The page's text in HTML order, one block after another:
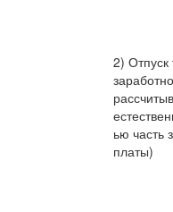
2) Отпуск
ью часть
платы)